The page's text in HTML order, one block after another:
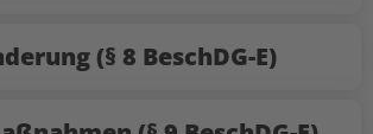
(§ 8 BeschDG-E)